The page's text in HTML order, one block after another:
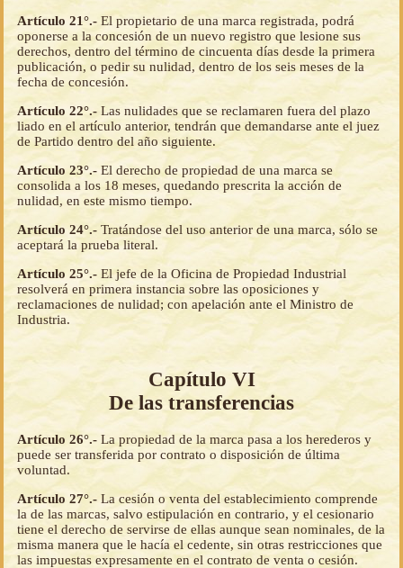
Artículo 21°.- El propietario de una marca registrada, podrá
oponerse a la concesión de un nuevo registro que lesione sus
derechos, dentro del término de cincuenta días desde la primera
publicación, o pedir su nulidad, dentro de los seis meses de la
fecha de concesión.
Artículo 22°.- Las nulidades que se reclamaren fuera del plazo
liado en el artículo anterior, tendrán que demandarse ante el juez
de Partido dentro del año siguiente.
Artículo 23°.- El derecho de propiedad de una marca se
consolida a los 18 meses, quedando prescrita la acción de
nulidad, en este mismo tiempo.
Artículo 24°.- Tratándose del uso anterior de una marca, sólo se
aceptará la prueba literal.
Artículo 25°.- El jefe de la Oficina de Propiedad Industrial
resolverá en primera instancia sobre las oposiciones y
reclamaciones de nulidad; con apelación ante el Ministro de
Industria.
Capítulo VI
De las transferencias
Artículo 26°.- La propiedad de la marca pasa a los herederos y
puede ser transferida por contrato o disposición de última
voluntad.
Artículo 27°.- La cesión o venta del establecimiento comprende
la de las marcas, salvo estipulación en contrario, y el cesionario
tiene el derecho de servirse de ellas aunque sean nominales, de la
misma manera que le hacía el cedente, sin otras restricciones que
las impuestas expresamente en el contrato de venta o cesión.